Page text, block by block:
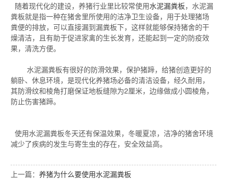
随着现代化的建设，养猪行业里比较常使用水泥漏粪板，水泥漏
粪板就是指一种在猪舍里所使用的洁净卫生设备，用于处理猪场
粪便的排放，可以直接漏到漏粪板下，这样就能够保持猪舍的干
燥清洁，且有助于促进家禽的生长发育，还能起到一定的防疫效
果，清洗方便。
水泥漏粪板有很好的防滑效果，保护猪蹄，给猪创造更好的
躺卧、休息环境，是现代化养猪场必备的清洁设备，经久耐用，
其防滑纹和棱角打磨保证地板缝隙为2厘米，边缘做成小圆棱角，
防止伤害猪蹄。
使用水泥漏粪板冬天还有保温效果，冬暖夏凉，洁净的猪舍环境
减少了疾病的发生与寄生虫的存在，安全效益高。
上一篇：养猪为什么要使用水泥漏粪板